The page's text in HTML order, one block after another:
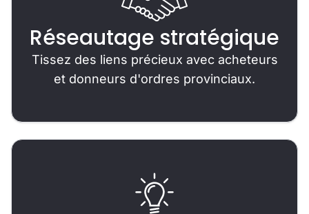
Réseautage stratégique
Tissez des liens précieux avec acheteurs
et donneurs d'ordres provinciaux.